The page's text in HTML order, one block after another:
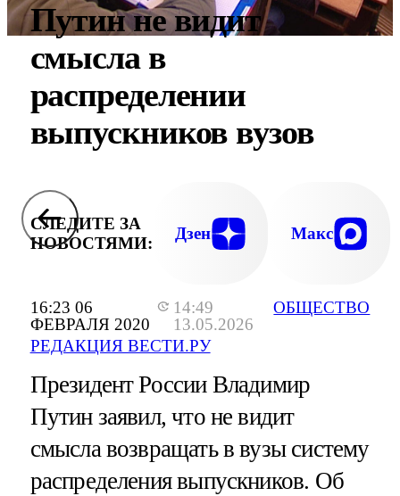
16:23 06
ФЕВРАЛЯ 2020
14:49
13.05.2026
РЕДАКЦИЯ ВЕСТИ.РУ
ОБЩЕСТВО
Путин не видит
смысла в
распределении
выпускников вузов
СЛЕДИТЕ ЗА
НОВОСТЯМИ:
Дзен Макс
Президент России Владимир
Путин заявил, что не видит
смысла возвращать в вузы систему
распределения выпускников. Об